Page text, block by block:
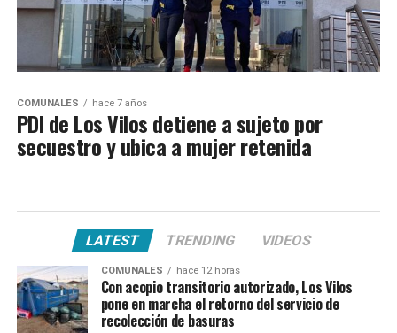
COMUNALES hace 7 años
PDI de Los Vilos detiene a sujeto por
secuestro y ubica a mujer retenida
LATEST TRENDING VIDEOS
COMUNALES hace 12 horas
Con acopio transitorio autorizado, Los Vilos
pone en marcha el retorno del servicio de
recolección de basuras